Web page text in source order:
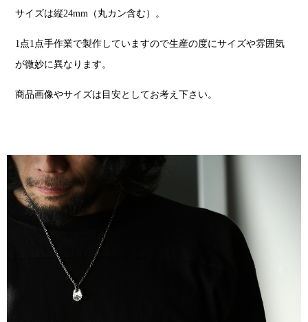
サイズは縦24mm（丸カン含む）。
1点1点手作業で製作していますので生産の度にサイズや雰囲気
が微妙に異なります。
商品画像やサイズは目安としてお考え下さい。